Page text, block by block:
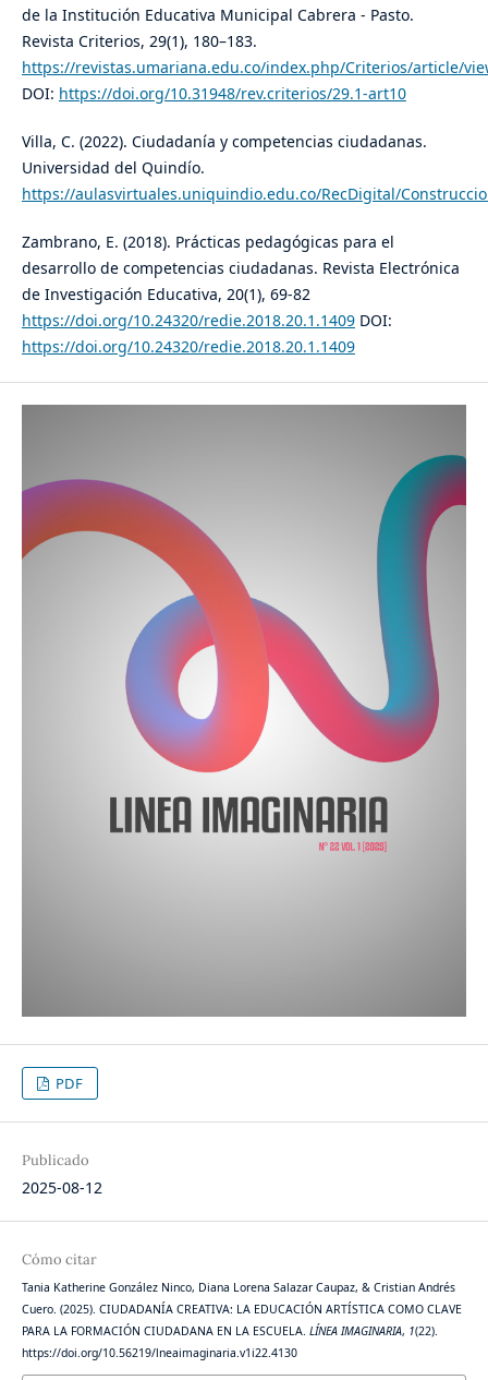
de la Institución Educativa Municipal Cabrera - Pasto.
Revista Criterios, 29(1), 180–183.
https://revistas.umariana.edu.co/index.php/Criterios/article/
DOI: https://doi.org/10.31948/rev.criterios/29.1-art10
Villa, C. (2022). Ciudadanía y competencias ciudadanas.
Universidad del Quindío.
https://aulasvirtuales.uniquindio.edu.co/RecDigital/
Zambrano, E. (2018). Prácticas pedagógicas para el
desarrollo de competencias ciudadanas. Revista Electrónica
de Investigación Educativa, 20(1), 69-82
https://doi.org/10.24320/redie.2018.20.1.1409DOI:
https://doi.org/10.24320/redie.2018.20.1.1409
PDF
Publicado
2025-08-12
Cómo citar
Tania Katherine González Ninco, Diana Lorena Salazar Caupaz, & Cristian Andrés
Cuero. (2025). CIUDADANÍA CREATIVA: LA EDUCACIÓN ARTÍSTICA COMO CLAVE
PARA LA FORMACIÓN CIUDADANA EN LA ESCUELA. LÍNEA IMAGINARIA, 1(22).
https://doi.org/10.56219/lneaimaginaria.v1i22.4130